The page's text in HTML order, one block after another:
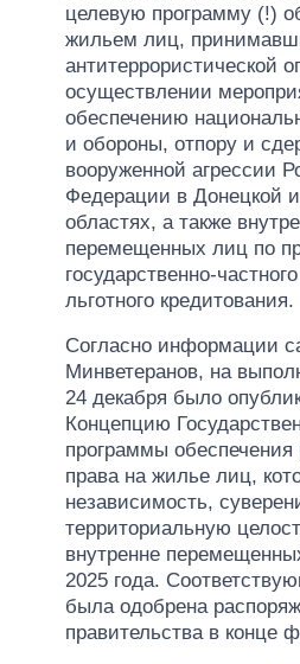
целевую программу (!)
жильем лиц,
антитеррористической
осуществлении
обеспечению
и обороны, отпору и
вооруженной агрессии
Федерации в Донецкой и
областях, а также
перемещенных лиц по
государственно-
льготного кредитования.
Согласно информации
Минветеранов, на
24 декабря было
Концепцию
программы обеспечения
права на жилье лиц,
независимость,
территориальную
внутренне
2025 года.
была одобрена
правительства в конце